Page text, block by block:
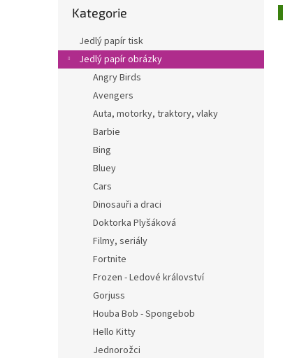
a
n
kategorie
Kategorie
Jedlý papír tisk
Jedlý papír obrázky
Angry Birds
Avengers
Auta, motorky, traktory, vlaky
Barbie
Bing
Bluey
Cars
Dinosauři a draci
Doktorka Plyšáková
Filmy, seriály
Fortnite
Frozen - Ledové království
Gorjuss
Houba Bob - Spongebob
Hello Kitty
Jednorožci